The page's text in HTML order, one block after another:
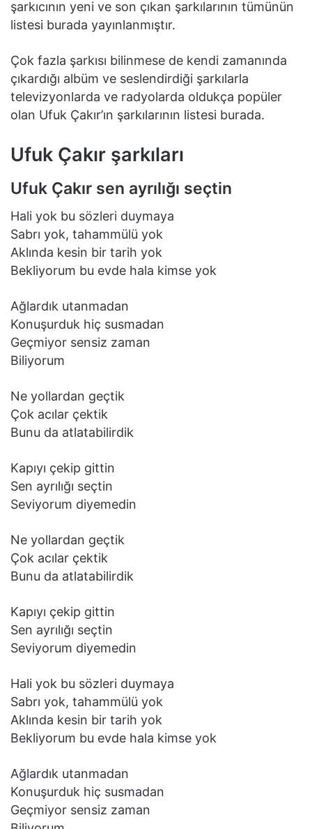
şarkıcının yeni ve son çıkan şarkılarının tümünün
listesi burada yayınlanmıştır.
Çok fazla şarkısı bilinmese de kendi zamanında
çıkardığı albüm ve seslendirdiği şarkılarla
televizyonlarda ve radyolarda oldukça popüler
olan Ufuk Çakır’ın şarkılarının listesi burada.
Ufuk Çakır şarkıları
Ufuk Çakır sen ayrılığı seçtin
Hali yok bu sözleri duymaya
Sabrı yok, tahammülü yok
Aklında kesin bir tarih yok
Bekliyorum bu evde hala kimse yok
Ağlardık utanmadan
Konuşurduk hiç susmadan
Geçmiyor sensiz zaman
Biliyorum
Ne yollardan geçtik
Çok acılar çektik
Bunu da atlatabilirdik
Kapıyı çekip gittin
Sen ayrılığı seçtin
Seviyorum diyemedin
Ne yollardan geçtik
Çok acılar çektik
Bunu da atlatabilirdik
Kapıyı çekip gittin
Sen ayrılığı seçtin
Seviyorum diyemedin
Hali yok bu sözleri duymaya
Sabrı yok, tahammülü yok
Aklında kesin bir tarih yok
Bekliyorum bu evde hala kimse yok
Ağlardık utanmadan
Konuşurduk hiç susmadan
Geçmiyor sensiz zaman